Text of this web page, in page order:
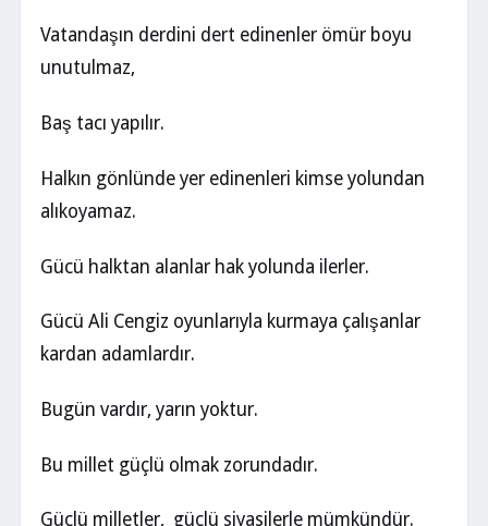
Vatandaşın derdini dert edinenler ömür boyu
unutulmaz,
Baş tacı yapılır.
Halkın gönlünde yer edinenleri kimse yolundan
alıkoyamaz.
Gücü halktan alanlar hak yolunda ilerler.
Gücü Ali Cengiz oyunlarıyla kurmaya çalışanlar
kardan adamlardır.
Bugün vardır, yarın yoktur.
Bu millet güçlü olmak zorundadır.
Güçlü milletler, güçlü siyasilerle mümkündür.